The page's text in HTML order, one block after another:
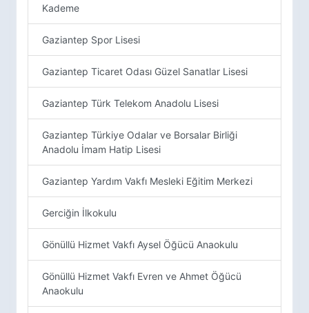
Kademe
Gaziantep Spor Lisesi
Gaziantep Ticaret Odası Güzel Sanatlar Lisesi
Gaziantep Türk Telekom Anadolu Lisesi
Gaziantep Türkiye Odalar ve Borsalar Birliği
Anadolu İmam Hatip Lisesi
Gaziantep Yardım Vakfı Mesleki Eğitim Merkezi
Gerciğin İlkokulu
Gönüllü Hizmet Vakfı Aysel Öğücü Anaokulu
Gönüllü Hizmet Vakfı Evren ve Ahmet Öğücü
Anaokulu